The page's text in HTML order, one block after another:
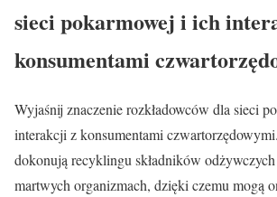
sieci pokarmowej i ich
konsumentami
Wyjaśnij znaczenie rozkładowców dla sieci
interakcji z konsumentami
dokonują recyklingu składników
martwych organizmach, dzięki czemu mogą